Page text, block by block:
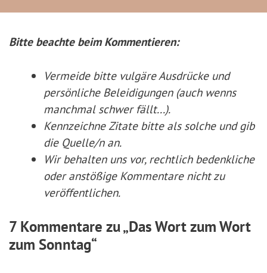
Bitte beachte beim Kommentieren:
Vermeide bitte vulgäre Ausdrücke und
persönliche Beleidigungen (auch wenns
manchmal schwer fällt...).
Kennzeichne Zitate bitte als solche und gib
die Quelle/n an.
Wir behalten uns vor, rechtlich bedenkliche
oder anstößige Kommentare nicht zu
veröffentlichen.
7 Kommentare zu „Das Wort zum Wort
zum Sonntag“